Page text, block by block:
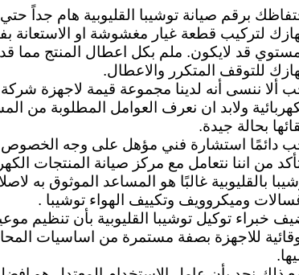
برقم صيانة توشيبا القليوبية هام جداً
لتركيب قطعة غيار مغشوشة او الاستعانة
قد لايكون. ملم بكل اعطال المنتج مما
للتوقف المتكرر والاعطال.
ألا ننسى أنه لدينا مجموعة قيمة لاجهزة شركة
ولابد ان نعرف العوامل المطلوبة من
بحالة جيدة.
دائمًا استشارة فني مؤهل على وجه
من اننا نتعامل مع مركز صيانة المنتجات
بالقليوبية غالبًا هو المساعد الموثوق به
وميكروويف وتكييف الهواء توشيبا .
خبراء توكيل توشيبا القليوبية بأن تنظيم
للاجهزة بصفة مستمرة من اساسيات